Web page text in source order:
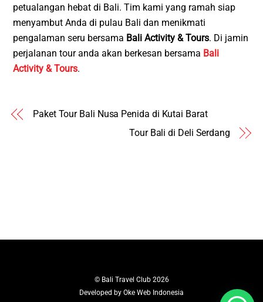
petualangan hebat di Bali. Tim kami yang ramah siap
menyambut Anda di pulau Bali dan menikmati
pengalaman seru bersama Bali Activity & Tours. Di jamin
perjalanan tour anda akan berkesan bersama Bali
Activity & Tours.
Paket Tour Bali Nusa Penida di Kutai Barat
Tour Bali di Deli Serdang
© Bali Travel Club2026
Developed by Oke Web Indonesia